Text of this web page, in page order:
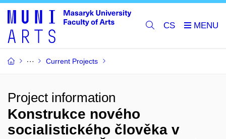
CS
Current Projects
Project information
Konstrukce nového
socialistického člověka v